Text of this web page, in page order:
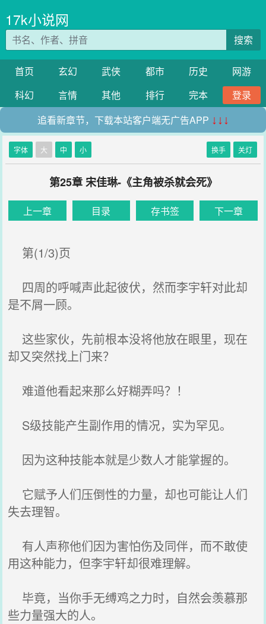
17k小说网
搜索
首页 玄幻 武侠 都市 历史
网游
科幻
言情 其他 排行 完本
登录
追看新章节，下载本站客户端无广告APP ↓↓↓
字体 大 中 小 换手 关灯
第25章 宋佳琳-《主角被杀就会死》
上一章 目录 存书签 下一章
第(1/3)页
四周的呼喊声此起彼伏，然而李宇轩对此却
是不屑一顾。
这些家伙，先前根本没将他放在眼里，现在
却又突然找上门来？
难道他看起来那么好糊弄吗？！
S级技能产生副作用的情况，实为罕见。
因为这种技能本就是少数人才能掌握的。
它赋予人们压倒性的力量，却也可能让人们
失去理智。
有人声称他们因为害怕伤及同伴，而不敢使
用这种能力，但李宇轩却很难理解。
毕竟，当你手无缚鸡之力时，自然会羡慕那
些力量强大的人。